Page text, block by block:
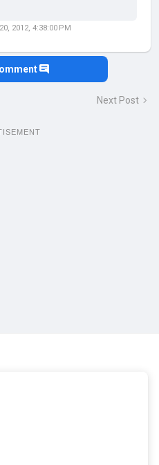
2012, 4:38:00 PM
Next Post